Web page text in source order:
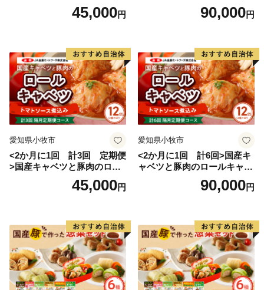
45,000円 90,000円
愛知県小牧市
<2か月に1回 計3回 定期便
>国産キャベツと豚肉のロー
ルキャベツ（6P入り）
45,000円
愛知県小牧市
<2か月に1回 計6回>国産キ
ャベツと豚肉のロールキャベ
90,000円